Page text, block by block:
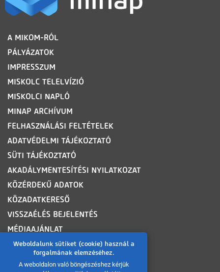
Weboldalunk sütiket (cookie) használ a
forgalmának elemzéséhez.
A weboldalon való böngészéshez kérjük
LÁBLÉC
A MIKOM-RÓL
PÁLYÁZATOK
IMPRESSZUM
MISKOLC TELELVÍZIÓ
MISKOLCI NAPLÓ
MINAP ARCHÍVUM
FELHASZNÁLÁSI FELTÉTELEK
ADATVÉDELMI TÁJÉKOZTATÓ
SÜTI TÁJÉKOZTATÓ
AKADÁLYMENTESÍTÉSI NYILATKOZAT
KÖZÉRDEKŰ ADATOK
KÖZADATKERESŐ
VISSZAÉLÉS BEJELENTÉS
MÉDIAAJÁNLAT
OLDALTÉRKÉP